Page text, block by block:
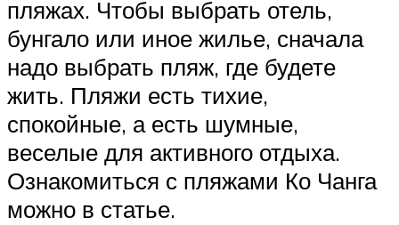
пляжах. Чтобы выбрать отель,
бунгало или иное жилье, сначала
надо выбрать пляж, где будете
жить. Пляжи есть тихие,
спокойные, а есть шумные,
веселые для активного отдыха.
Ознакомиться с пляжами Ко Чанга
можно в статье.